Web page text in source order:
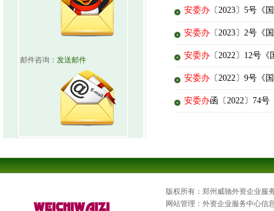
邮件咨询： 发送邮件
安委办 〔2023〕5号《
安委办 〔2023〕2号
安委办 〔2022〕12号
安委办 〔2022〕9号
安委办函〔2022〕74
版权所有：郑州威驰外资企业服
网站管理：外资企业服务中心信